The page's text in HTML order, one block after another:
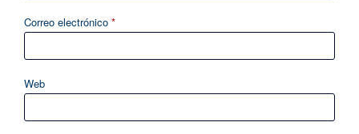
Correo electrónico *
Web